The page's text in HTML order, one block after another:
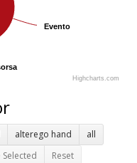
Evento
Evento
Highcharts.com
alterego hand
all
Selected Reset